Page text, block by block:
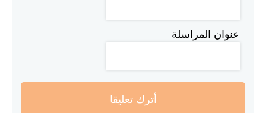
عنوان المراسلة
أترك تعليقا